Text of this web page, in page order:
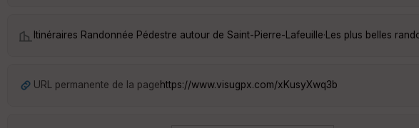
Itinéraires Randonnée Pédestre autour de Saint-Pierre-Lafeuille·Les plus belles
URL permanente de la pagehttps://www.visugpx.com/xKusyXwq3b